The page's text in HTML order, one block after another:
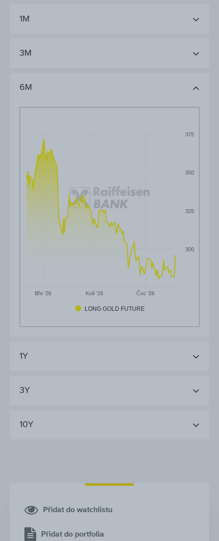
1M
3M
6M
LONG GOLD FUTURE
Bře '26 Kvě '26 Čvc '26
300
325
350
375
1Y
3Y
10Y
Přidat do watchlistu
Přidat do portfolia